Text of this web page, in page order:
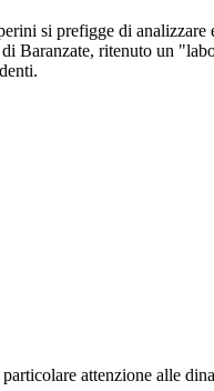
si prefigge di
Baranzate, ritenuto un
attenzione alle